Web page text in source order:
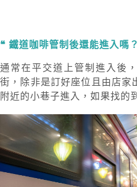
鐵道咖啡管制後還能進入嗎？
通常在平交道上管制進入後
街，除非是訂好座位且由店家
附近的小巷子進入，如果找的